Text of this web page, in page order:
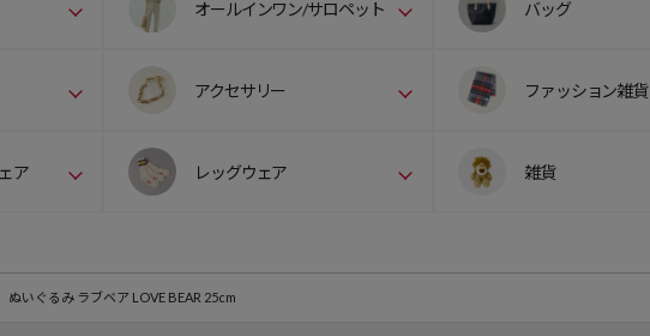
オールインワン/サロペット バッグ
アクセサリー ファッション雑貨
ア レッグウェア 雑貨
ぬいぐるみ ラブベア LOVE BEAR 25cm